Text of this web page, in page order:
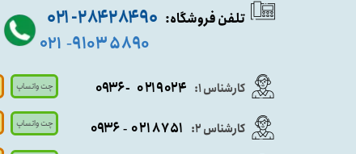
کارشناس ۱: ۰۲۱۹۰۲۴ - ۰۹۳۶
تلفن فروشگاه: ۹۰ ۲۸۴ ۲۸۴- ۰۲۱
۵۸۹۰ ۹۱۰۳ -۰۲۱
کارشناس ۲: ۰۲۱۸۷۵۱ - ۰۹۳۶
چت واتساپ
چت واتساپ